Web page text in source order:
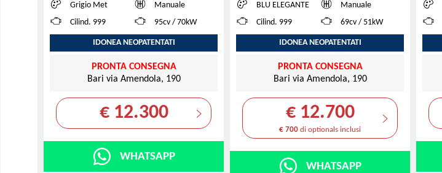
Grigio Met
Manuale
Cilind. 999
95cv / 70kW
IDONEA NEOPATENTATI
PRONTA CONSEGNA
Bari via Amendola, 190
€ 12.300
WHATSAPP
BLU ELEGANTE
Manuale
Cilind. 999
69cv / 51kW
IDONEA NEOPATENTATI
PRONTA CONSEGNA
Bari via Amendola, 190
€ 12.700
€ 700 di optionals inclusi
WHATSAPP